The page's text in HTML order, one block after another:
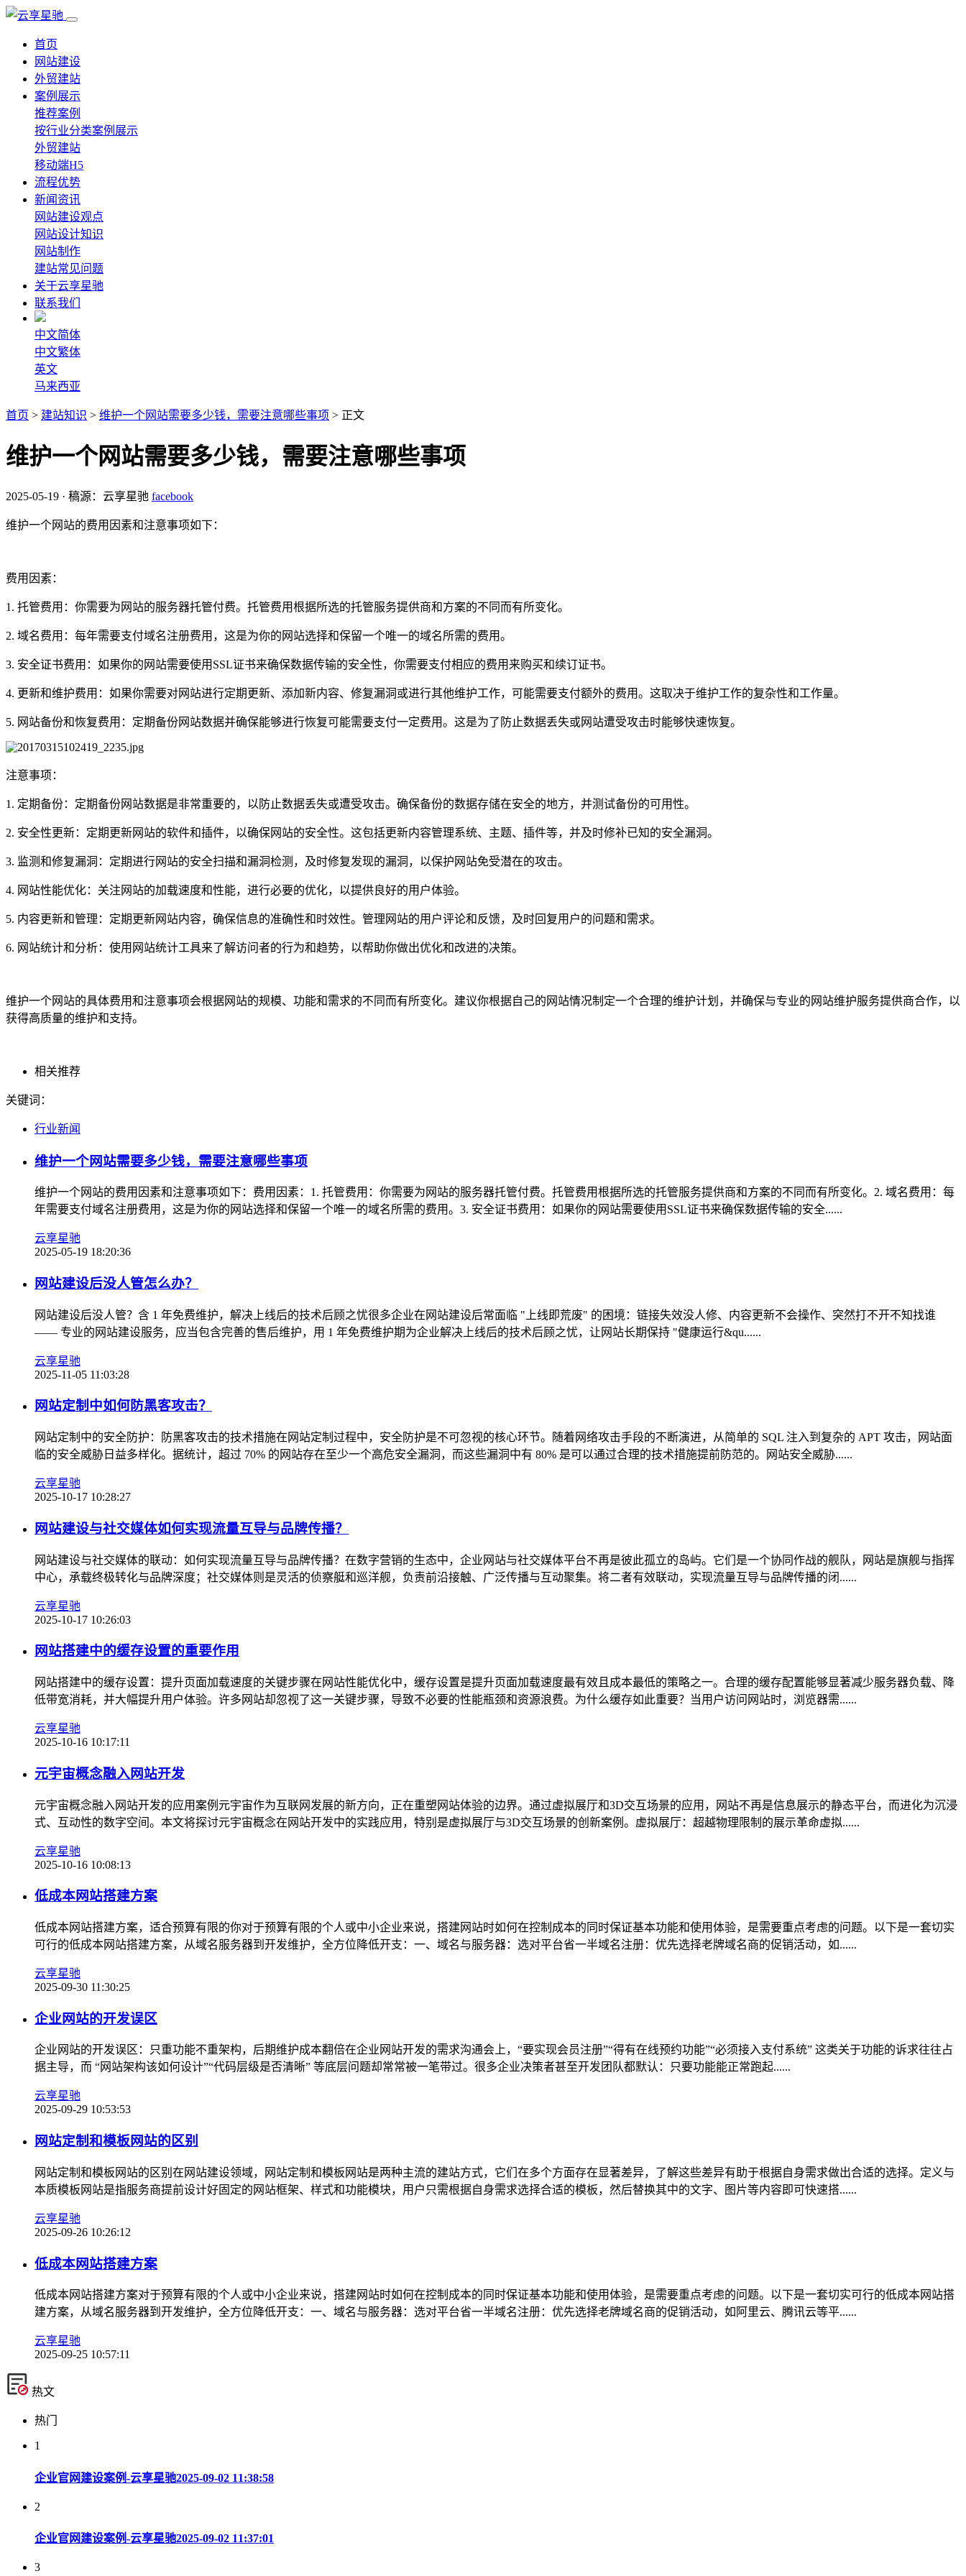
首页
网站建设
外贸建站
案例展示
推荐案例
按行业分类案例展示
外贸建站
移动端H5
流程优势
新闻资讯
网站建设观点
网站设计知识
网站制作
建站常见问题
关于云享星驰
联系我们
中文简体
中文繁体
英文
马来西亚
首页 > 建站知识 > 维护一个网站需要多少钱，需要注意哪些事项 > 正文
维护一个网站需要多少钱，需要注意哪些事项
2025-05-19 · 稿源：云享星驰 facebook
维护一个网站的费用因素和注意事项如下：
费用因素：
1. 托管费用：你需要为网站的服务器托管付费。托管费用根据所选的托管服务提供商和方案的不同而有所变化。
2. 域名费用：每年需要支付域名注册费用，这是为你的网站选择和保留一个唯一的域名所需的费用。
3. 安全证书费用：如果你的网站需要使用SSL证书来确保数据传输的安全性，你需要支付相应的费用来购买和续订证书。
4. 更新和维护费用：如果你需要对网站进行定期更新、添加新内容、修复漏洞或进行其他维护工作，可能需要支付额外的费用。这取决于维护工作的复杂性和工作量。
5. 网站备份和恢复费用：定期备份网站数据并确保能够进行恢复可能需要支付一定费用。这是为了防止数据丢失或网站遭受攻击时能够快速恢复。
注意事项：
1. 定期备份：定期备份网站数据是非常重要的，以防止数据丢失或遭受攻击。确保备份的数据存储在安全的地方，并测试备份的可用性。
2. 安全性更新：定期更新网站的软件和插件，以确保网站的安全性。这包括更新内容管理系统、主题、插件等，并及时修补已知的安全漏洞。
3. 监测和修复漏洞：定期进行网站的安全扫描和漏洞检测，及时修复发现的漏洞，以保护网站免受潜在的攻击。
4. 网站性能优化：关注网站的加载速度和性能，进行必要的优化，以提供良好的用户体验。
5. 内容更新和管理：定期更新网站内容，确保信息的准确性和时效性。管理网站的用户评论和反馈，及时回复用户的问题和需求。
6. 网站统计和分析：使用网站统计工具来了解访问者的行为和趋势，以帮助你做出优化和改进的决策。
维护一个网站的具体费用和注意事项会根据网站的规模、功能和需求的不同而有所变化。建议你根据自己的网站情况制定一个合理的维护计划，并确保与专业的网站维护服务提供商合作，以
获得高质量的维护和支持。
相关推荐
关键词：
行业新闻
维护一个网站需要多少钱，需要注意哪些事项
维护一个网站的费用因素和注意事项如下：费用因素：1. 托管费用：你需要为网站的服务器托管付费。托管费用根据所选的托管服务提供商和方案的不同而有所变化。2. 域名费用：每
年需要支付域名注册费用，这是为你的网站选择和保留一个唯一的域名所需的费用。3. 安全证书费用：如果你的网站需要使用SSL证书来确保数据传输的安全......
云享星驰
2025-05-19 18:20:36
网站建设后没人管怎么办？
网站建设后没人管？含 1 年免费维护，解决上线后的技术后顾之忧很多企业在网站建设后常面临 "上线即荒废" 的困境：链接失效没人修、内容更新不会操作、突然打不开不知找谁
—— 专业的网站建设服务，应当包含完善的售后维护，用 1 年免费维护期为企业解决上线后的技术后顾之忧，让网站长期保持 "健康运行&qu......
云享星驰
2025-11-05 11:03:28
网站定制中如何防黑客攻击？
网站定制中的安全防护：防黑客攻击的技术措施在网站定制过程中，安全防护是不可忽视的核心环节。随着网络攻击手段的不断演进，从简单的 SQL 注入到复杂的 APT 攻击，网站面
临的安全威胁日益多样化。据统计，超过 70% 的网站存在至少一个高危安全漏洞，而这些漏洞中有 80% 是可以通过合理的技术措施提前防范的。网站安全威胁......
云享星驰
2025-10-17 10:28:27
网站建设与社交媒体如何实现流量互导与品牌传播？
网站建设与社交媒体的联动：如何实现流量互导与品牌传播？在数字营销的生态中，企业网站与社交媒体平台不再是彼此孤立的岛屿。它们是一个协同作战的舰队，网站是旗舰与指挥
中心，承载终极转化与品牌深度；社交媒体则是灵活的侦察艇和巡洋舰，负责前沿接触、广泛传播与互动聚集。将二者有效联动，实现流量互导与品牌传播的闭......
云享星驰
2025-10-17 10:26:03
网站搭建中的缓存设置的重要作用
网站搭建中的缓存设置：提升页面加载速度的关键步骤在网站性能优化中，缓存设置是提升页面加载速度最有效且成本最低的策略之一。合理的缓存配置能够显著减少服务器负载、降
低带宽消耗，并大幅提升用户体验。许多网站却忽视了这一关键步骤，导致不必要的性能瓶颈和资源浪费。为什么缓存如此重要？当用户访问网站时，浏览器需......
云享星驰
2025-10-16 10:17:11
元宇宙概念融入网站开发
元宇宙概念融入网站开发的应用案例元宇宙作为互联网发展的新方向，正在重塑网站体验的边界。通过虚拟展厅和3D交互场景的应用，网站不再是信息展示的静态平台，而进化为沉浸
式、互动性的数字空间。本文将探讨元宇宙概念在网站开发中的实践应用，特别是虚拟展厅与3D交互场景的创新案例。虚拟展厅：超越物理限制的展示革命虚拟......
云享星驰
2025-10-16 10:08:13
低成本网站搭建方案
低成本网站搭建方案，适合预算有限的你对于预算有限的个人或中小企业来说，搭建网站时如何在控制成本的同时保证基本功能和使用体验，是需要重点考虑的问题。以下是一套切实
可行的低成本网站搭建方案，从域名服务器到开发维护，全方位降低开支：一、域名与服务器：选对平台省一半域名注册：优先选择老牌域名商的促销活动，如......
云享星驰
2025-09-30 11:30:25
企业网站的开发误区
企业网站的开发误区：只重功能不重架构，后期维护成本翻倍在企业网站开发的需求沟通会上，“要实现会员注册”“得有在线预约功能”“必须接入支付系统” 这类关于功能的诉求往往占
据主导，而 “网站架构该如何设计”“代码层级是否清晰” 等底层问题却常常被一笔带过。很多企业决策者甚至开发团队都默认：只要功能能正常跑起......
云享星驰
2025-09-29 10:53:53
网站定制和模板网站的区别
网站定制和模板网站的区别在网站建设领域，网站定制和模板网站是两种主流的建站方式，它们在多个方面存在显著差异，了解这些差异有助于根据自身需求做出合适的选择。定义与
本质模板网站是指服务商提前设计好固定的网站框架、样式和功能模块，用户只需根据自身需求选择合适的模板，然后替换其中的文字、图片等内容即可快速搭......
云享星驰
2025-09-26 10:26:12
低成本网站搭建方案
低成本网站搭建方案对于预算有限的个人或中小企业来说，搭建网站时如何在控制成本的同时保证基本功能和使用体验，是需要重点考虑的问题。以下是一套切实可行的低成本网站搭
建方案，从域名服务器到开发维护，全方位降低开支：一、域名与服务器：选对平台省一半域名注册：优先选择老牌域名商的促销活动，如阿里云、腾讯云等平......
云享星驰
2025-09-25 10:57:11
热文
热门
1
企业官网建设案例-云享星驰2025-09-02 11:38:58
2
企业官网建设案例-云享星驰2025-09-02 11:37:01
3